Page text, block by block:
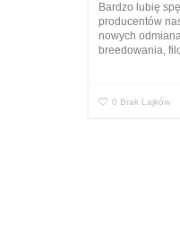
Bardzo lubię
producentów
nowych
breedowania,
0 Brak Lajków